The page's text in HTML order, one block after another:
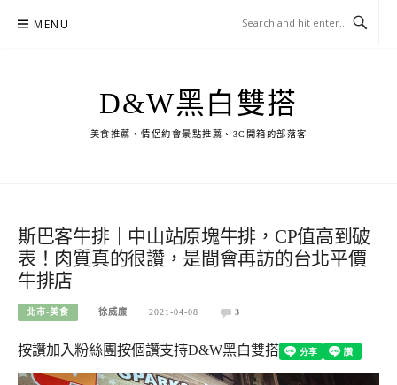
MENU
D&W黑白雙搭
美食推薦、情侶約會景點推薦、3C開箱的部落客
斯巴客牛排｜中山站原塊牛排，CP值高到破
表！肉質真的很讚，是間會再訪的台北平價
牛排店
北市-美食 徐威廉 2021-04-08 3
按讚加入粉絲團按個讚支持D&W黑白雙搭